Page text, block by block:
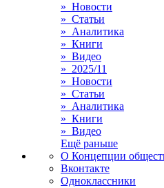
» Новости
» Статьи
» Аналитика
» Книги
» Видео
» 2025/11
» Новости
» Статьи
» Аналитика
» Книги
» Видео
Ещё раньше
О Концепции
Вконтакте
Одноклассники